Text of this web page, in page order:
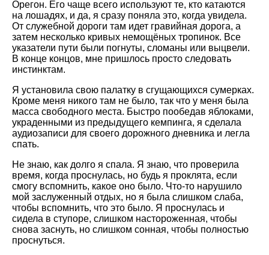
Орегон. Его чаще всего используют те, кто катаются
на лошадях, и да, я сразу поняла это, когда увидела.
От служебной дороги там идет гравийная дорога, а
затем несколько кривых немощёных тропинок. Все
указатели пути были погнуты, сломаны или выцвели.
В конце концов, мне пришлось просто следовать
инстинктам.
Я установила свою палатку в сгущающихся сумерках.
Кроме меня никого там не было, так что у меня была
масса свободного места. Быстро пообедав яблоками,
украденными из предыдущего кемпинга, я сделала
аудиозаписи для своего дорожного дневника и легла
спать.
Не знаю, как долго я спала. Я знаю, что проверила
время, когда проснулась, но будь я проклята, если
смогу вспомнить, какое оно было. Что-то нарушило
мой заслуженный отдых, но я была слишком слаба,
чтобы вспомнить, что это было. Я проснулась и
сидела в ступоре, слишком настороженная, чтобы
снова заснуть, но слишком сонная, чтобы полностью
проснуться.